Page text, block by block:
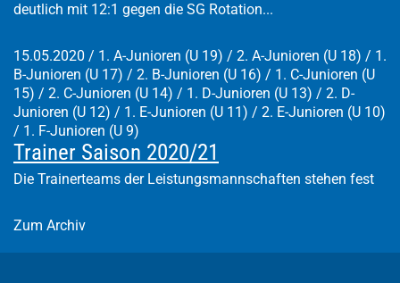
deutlich mit 12:1 gegen die SG Rotation...
15.05.2020 / 1. A-Junioren (U 19) / 2. A-Junioren (U 18) / 1.
B-Junioren (U 17) / 2. B-Junioren (U 16) / 1. C-Junioren (U
15) / 2. C-Junioren (U 14) / 1. D-Junioren (U 13) / 2. D-
Junioren (U 12) / 1. E-Junioren (U 11) / 2. E-Junioren (U 10)
/ 1. F-Junioren (U 9)
Trainer Saison 2020/21
Die Trainerteams der Leistungsmannschaften stehen fest
Zum Archiv